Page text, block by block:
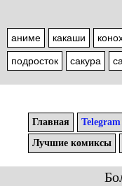
аниме
какаши
подросток сакура
Главная Telegram
Лучшие комиксы